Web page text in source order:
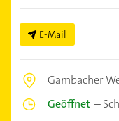
E-Mail
Gambacher
Geöffnet –